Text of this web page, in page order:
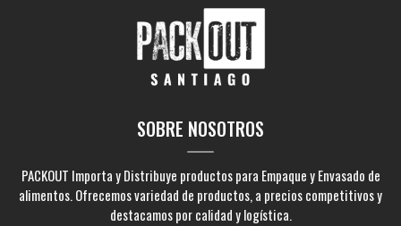
SOBRE NOSOTROS
PACKOUT Importa y Distribuye productos para Empaque y Envasado de
alimentos. Ofrecemos variedad de productos, a precios competitivos y
destacamos por calidad y logística.